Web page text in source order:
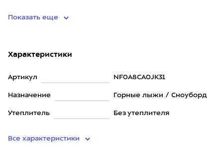
Показать еще
Характеристики
Артикул NF0A8CA0JK31
Назначение Горные лыжи / Сноуборд
Утеплитель Без утеплителя
Все характеристики